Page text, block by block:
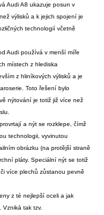
Audi A8 ukazuje posun v
výlisků a k jejich spojení je
technologií včetně
Audi používá v menší míře
místech z hlediska
z hliníkových výlisků a je
Toto řešení bylo
nýtování je totiž již více než
a nýt se rozklepe, čímž
technologii, vyvinutou
obrázku (na protější straně
pláty. Speciální nýt se totiž
více plechů zůstanou pevně
z té nejlepší oceli a jak
tak tzv.